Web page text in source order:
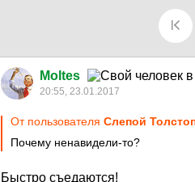
Moltes
20:55, 23.01.2017
От пользователя Слепой
Почему ненавидели-то?
Быстро съедаются!